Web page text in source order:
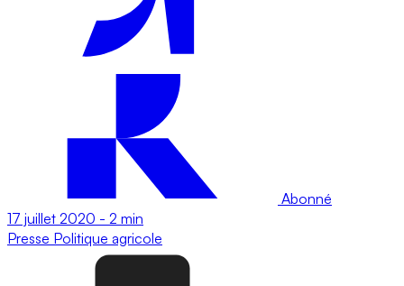
Abonné
17 juillet 2020 - 2 min
Presse Politique agricole